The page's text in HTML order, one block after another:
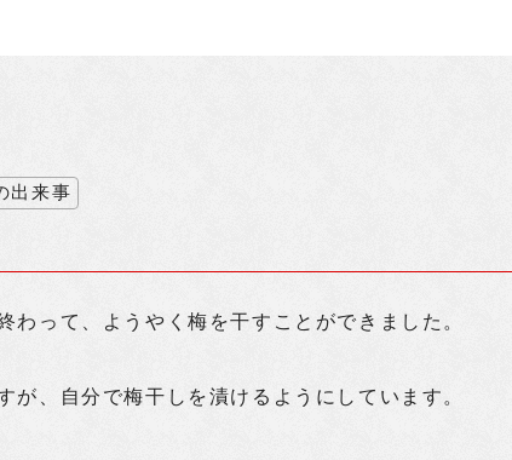
出来事
わって、ようやく梅を干すことができました。
が、自分で梅干しを漬けるようにしています。